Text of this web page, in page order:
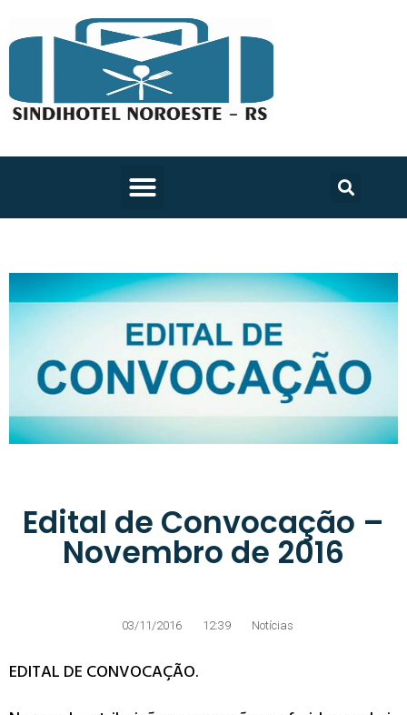
Edital de Convocação –
Novembro de 2016
03/11/2016 12:39 Notícias
EDITAL DE CONVOCAÇÃO.